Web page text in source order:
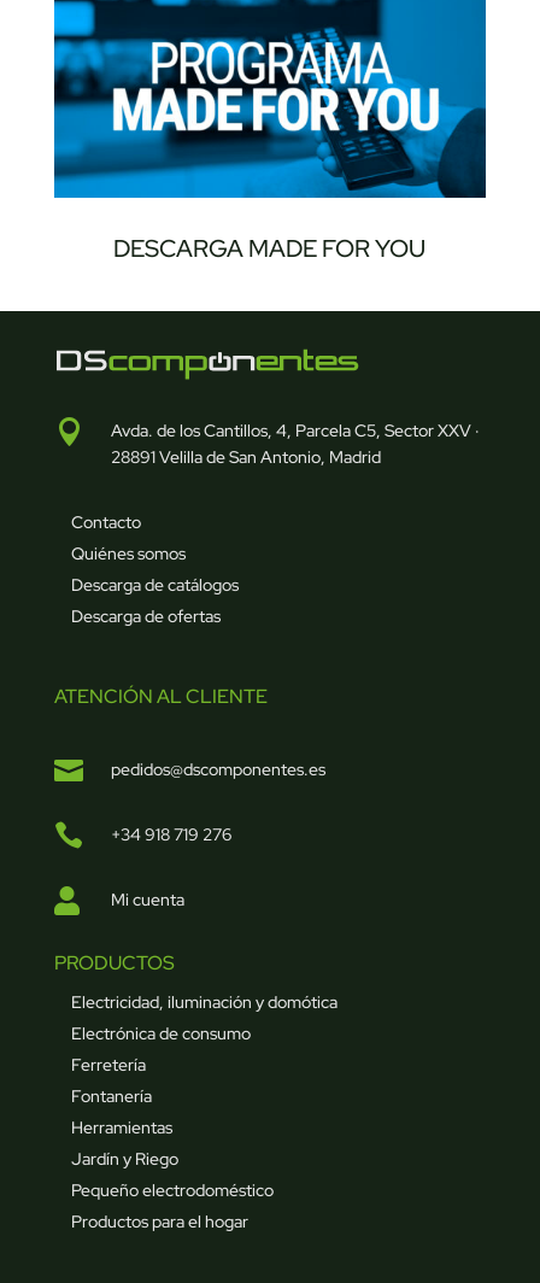
DESCARGA MADE FOR YOU

Avda. de los Cantillos, 4, Parcela C5, Sector XXV ·
28891 Velilla de San Antonio, Madrid
Contacto
Quiénes somos
Descarga de catálogos
Descarga de ofertas
ATENCIÓN AL CLIENTE
 pedidos@dscomponentes.es
 +34 918 719 276
 Mi cuenta
PRODUCTOS
Electricidad, iluminación y domótica
Electrónica de consumo
Ferretería
Fontanería
Herramientas
Jardín y Riego
Pequeño electrodoméstico
Productos para el hogar